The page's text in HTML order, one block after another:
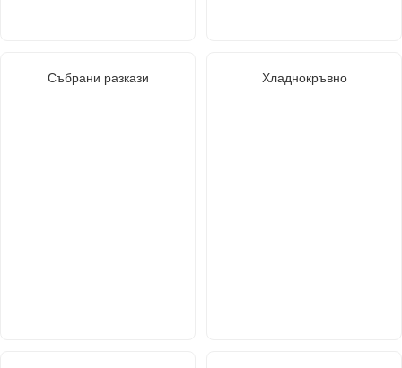
Събрани разкази Хладнокръвно